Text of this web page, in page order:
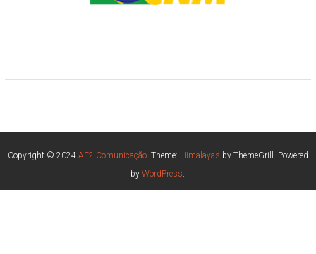
Copyright © 2024 AF2 Comunicação. Theme: Himalayas by ThemeGrill. Powered
byWordPress.